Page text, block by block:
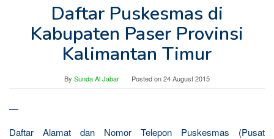
Daftar Puskesmas di
Kabupaten Paser Provinsi
Kalimantan Timur
By Sunda Al Jabar Posted on24 August 2015
—
Daftar Alamat dan Nomor Telepon Puskesmas (Pusat